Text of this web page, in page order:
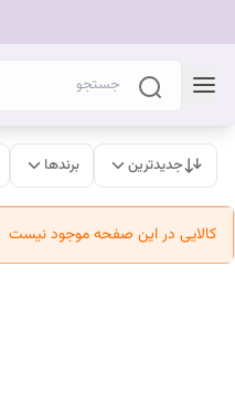
جدیدترین برندها
کالایی در این صفحه موجود نیست